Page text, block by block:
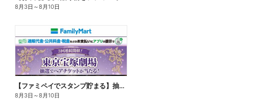
8月3日 ～8月10日
【ファミペイでスタンプ貯まる】抽選でペアチケットが当たる!
8月3日 ～8月10日